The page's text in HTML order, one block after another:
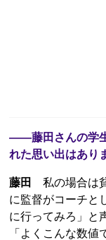
――藤田さんの学
れた思い出はあり
藤田
私の場合は
に監督がコーチと
に行ってみろ」と
「よくこんな数